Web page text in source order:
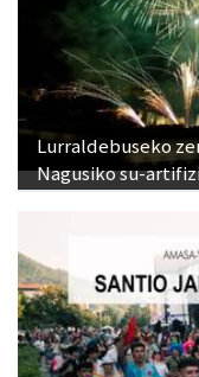
Lurraldebuseko
Nagusiko su-